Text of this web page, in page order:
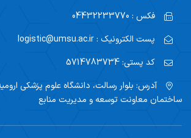
فکس :04432233770
پست الکترونیک : logistic@umsu.ac.ir
کد پستی:5714783734
آدرس:بلوار رسالت، دانشگاه علوم پزشکی
ساختمان معاونت توسعه و مدیریت منابع